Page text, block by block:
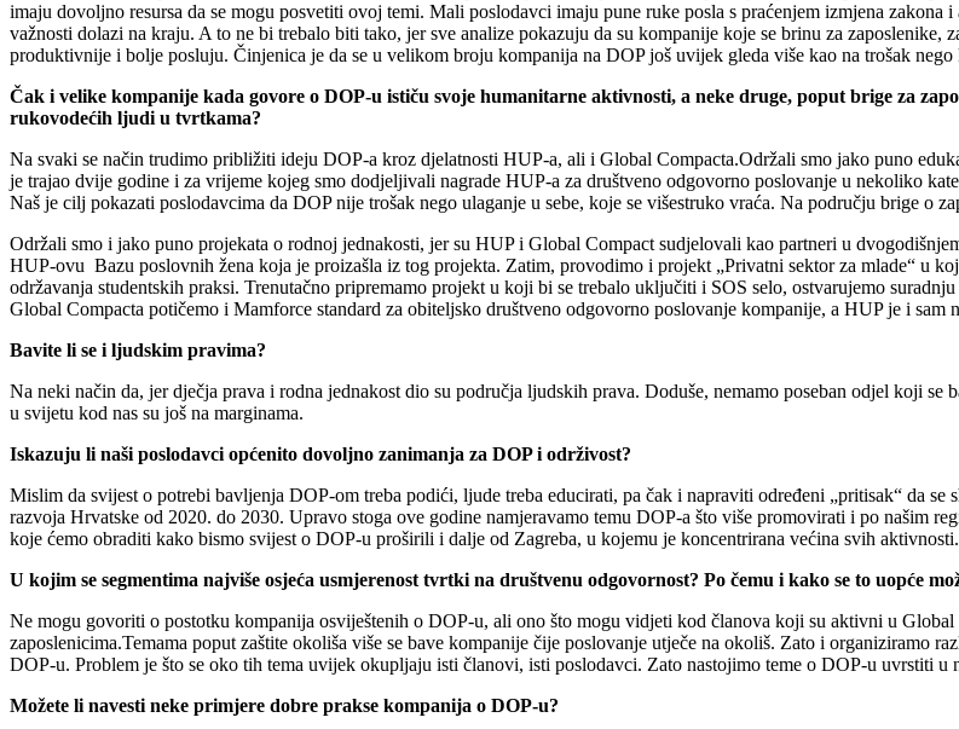
imaju dovoljno resursa da se mogu posvetiti ovoj temi. Mali poslodavci imaju pune ruke posla s praćenjem izmjena
važnosti dolazi na kraju. A to ne bi trebalo biti tako, jer sve analize pokazuju da su kompanije koje se brinu za
produktivnije i bolje posluju. Činjenica je da se u velikom broju kompanija na DOP još uvijek gleda više kao na trošak nego
Čak i velike kompanije kada govore o DOP-u ističu svoje humanitarne aktivnosti, a neke druge, poput brige za
rukovodećih ljudi u tvrtkama?
Na svaki se način trudimo približiti ideju DOP-a kroz djelatnosti HUP-a, ali i Global Compacta.Održali smo jako puno
je trajao dvije godine i za vrijeme kojeg smo dodjeljivali nagrade HUP-a za društveno odgovorno poslovanje u nekoliko
Naš je cilj pokazati poslodavcima da DOP nije trošak nego ulaganje u sebe, koje se višestruko vraća. Na području brige o
Održali smo i jako puno projekata o rodnoj jednakosti, jer su HUP i Global Compact sudjelovali kao partneri u
HUP-ovu Bazu poslovnih žena koja je proizašla iz tog projekta. Zatim, provodimo i projekt „Privatni sektor za mlade“ u
održavanja studentskih praksi. Trenutačno pripremamo projekt u koji bi se trebalo uključiti i SOS selo, ostvarujemo
Global Compacta potičemo i Mamforce standard za obiteljsko društveno odgovorno poslovanje kompanije, a HUP je i sam
Bavite li se i ljudskim pravima?
Na neki način da, jer dječja prava i rodna jednakost dio su područja ljudskih prava. Doduše, nemamo poseban odjel koji
u svijetu kod nas su još na marginama.
Iskazuju li naši poslodavci općenito dovoljno zanimanja za DOP i održivost?
Mislim da svijest o potrebi bavljenja DOP-om treba podići, ljude treba educirati, pa čak i napraviti određeni „pritisak“ da
razvoja Hrvatske od 2020. do 2030. Upravo stoga ove godine namjeravamo temu DOP-a što više promovirati i po našim
koje ćemo obraditi kako bismo svijest o DOP-u proširili i dalje od Zagreba, u kojemu je koncentrirana većina svih aktivnosti.
U kojim se segmentima najviše osjeća usmjerenost tvrtki na društvenu odgovornost? Po čemu i kako se to uopće
Ne mogu govoriti o postotku kompanija osviještenih o DOP-u, ali ono što mogu vidjeti kod članova koji su aktivni u
zaposlenicima.Temama poput zaštite okoliša više se bave kompanije čije poslovanje utječe na okoliš. Zato i organiziramo
DOP-u. Problem je što se oko tih tema uvijek okupljaju isti članovi, isti poslodavci. Zato nastojimo teme o DOP-u uvrstiti
Možete li navesti neke primjere dobre prakse kompanija o DOP-u?